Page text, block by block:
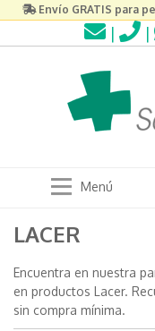
Envío GRATIS para
| |
Menú
LACER
Encuentra en nuestra
en productos Lacer.
sin compra mínima.